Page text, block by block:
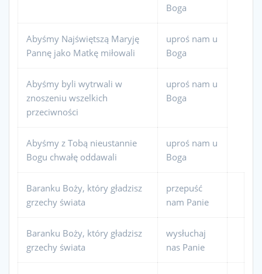
Boga
Abyśmy Najświętszą Maryję
Pannę jako Matkę miłowali
uproś nam u
Boga
Abyśmy byli wytrwali w
znoszeniu wszelkich
przeciwności
uproś nam u
Boga
Abyśmy z Tobą nieustannie
Bogu chwałę oddawali
uproś nam u
Boga
Baranku Boży, który gładzisz
grzechy świata
przepuść
nam Panie
Baranku Boży, który gładzisz
grzechy świata
wysłuchaj
nas Panie